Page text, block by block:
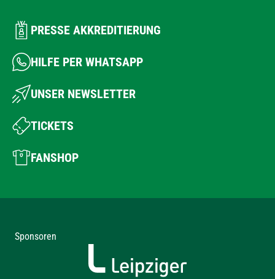
PRESSE AKKREDITIERUNG
HILFE PER WHATSAPP
UNSER NEWSLETTER
TICKETS
FANSHOP
Sponsoren